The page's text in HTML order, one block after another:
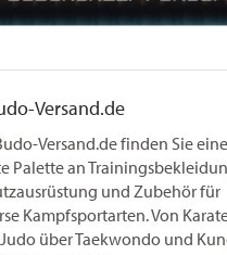
Versand.de
Versand.de finden Sie eine
Palette an
und Zubehör für
Kampfsportarten. Von
über Taekwondo und